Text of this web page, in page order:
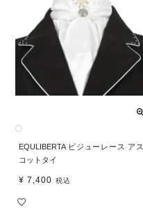
EQULIBERTA ビジューレース アス
コットタイ
¥ 7,400 税込